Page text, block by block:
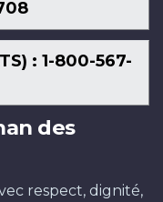
: 1-800-567-
des
respect, dignité,